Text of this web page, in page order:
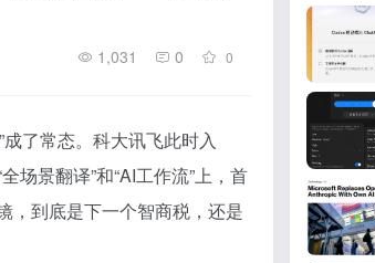
1,031 0 0
了常态。科大讯飞此时入
场景翻译”和“AI工作流”上，首
，到底是下一个智商税，还是